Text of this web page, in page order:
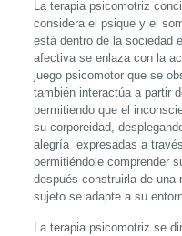
La terapia psicomotriz
considera el psique y el
está dentro de la sociedad
afectiva se enlaza con la
juego psicomotor que se
también interactúa a partir
permitiendo que el
su corporeidad,
alegría expresadas a
permitiéndole comprender
después construirla de una
sujeto se adapte a su
La terapia psicomotriz se